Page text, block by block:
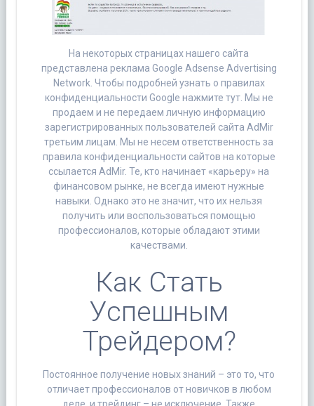
На некоторых страницах нашего сайта
представлена реклама Google Adsense Advertising
Network. Чтобы подробней узнать о правилах
конфиденциальности Google нажмите тут. Мы не
продаем и не передаем личную информацию
зарегистрированных пользователей сайта AdMir
третьим лицам. Мы не несем ответственность за
правила конфиденциальности сайтов на которые
ссылается AdMir. Те, кто начинает «карьеру» на
финансовом рынке, не всегда имеют нужные
навыки. Однако это не значит, что их нельзя
получить или воспользоваться помощью
профессионалов, которые обладают этими
качествами.
Как Стать
Успешным
Трейдером?
Постоянное получение новых знаний – это то, что
отличает профессионалов от новичков в любом